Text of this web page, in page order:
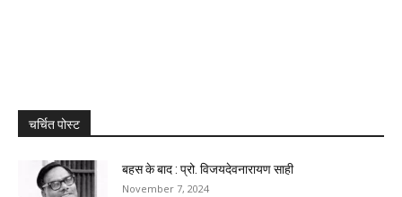
चर्चित पोस्ट
बहस के बाद : प्रो. विजयदेवनारायण साही
November 7, 2024